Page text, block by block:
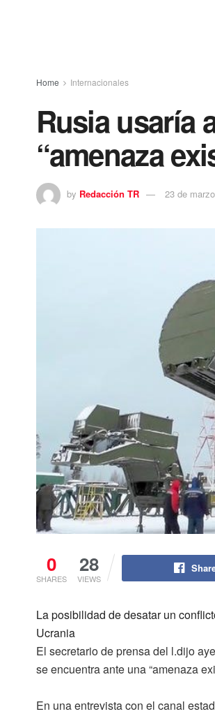
Home Internacionales
Rusia usaría
“amenaza
by Redacción TR 23 de
0
SHARES
28
VIEWS
La posibilidad de desatar un
Ucrania
El secretario de prensa del l.dijo
se encuentra ante una“amenaza
En una entrevista con el canal